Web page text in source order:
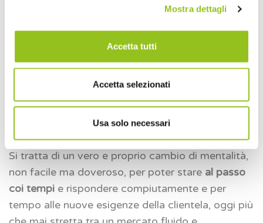
Mostra dettagli
Accetta tutti
Accetta selezionati
Usa solo necessari
Per fare questo occorre passare da una
inserimento a unadi verifica. Da un concetto di
lavoro svolto in termini di “quantità” si passa a
“liberato” sarà utilizzato per fornire servizi a valore
aggiunto per il cliente.
Si tratta di un vero e proprio cambio di mentalità,
non facile ma doveroso, per poter stare al passo
coi tempi e rispondere compiutamente e per
tempo alle nuove esigenze della clientela, oggi più